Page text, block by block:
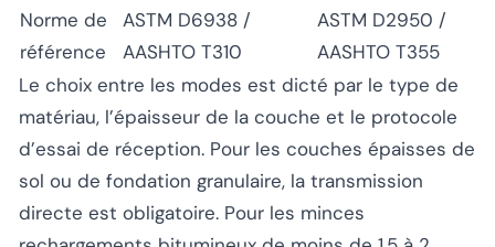
Norme de
référence
ASTM D6938 /
AASHTO T310
ASTM D2950 /
AASHTO T355
Le choix entre les modes est dicté par le type de
matériau, l’épaisseur de la couche et le protocole
d’essai de réception. Pour les couches épaisses de
sol ou de fondation granulaire, la transmission
directe est obligatoire. Pour les minces